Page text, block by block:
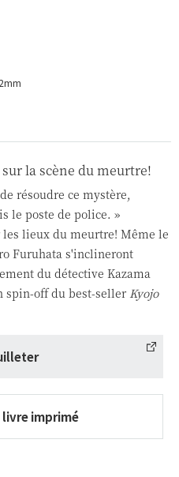
la scène du meurtre!
résoudre ce mystère,
le poste de police. »
lieux du meurtre! Même le
Furuhata s'inclineront
du détective Kazama
spin-off du best-seller Kyojo
livre imprimé